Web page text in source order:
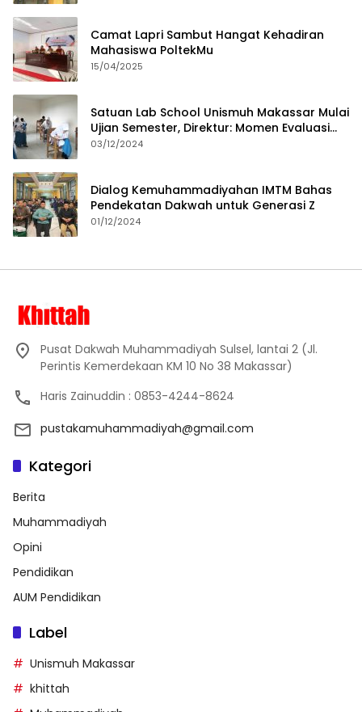
Camat Lapri Sambut Hangat Kehadiran
Mahasiswa PoltekMu
15/04/2025
Satuan Lab School Unismuh Makassar Mulai
Ujian Semester, Direktur: Momen Evaluasi
Proses Pembelajaran
03/12/2024
Dialog Kemuhammadiyahan IMTM Bahas
Pendekatan Dakwah untuk Generasi Z
01/12/2024
Pusat Dakwah Muhammadiyah Sulsel, lantai 2 (Jl.
Perintis Kemerdekaan KM 10 No 38 Makassar)
Haris Zainuddin : 0853-4244-8624
pustakamuhammadiyah@gmail.com
Kategori
Berita
Muhammadiyah
Opini
Pendidikan
AUM Pendidikan
Label
Unismuh Makassar
khittah